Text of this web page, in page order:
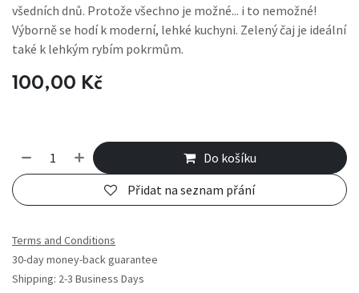
všedních dnů. Protože všechno je možné... i to nemožné!
Výborně se hodí k moderní, lehké kuchyni. Zelený čaj je ideální
také k lehkým rybím pokrmům.
100,00 Kč
Do košíku
Přidat na seznam přání
Terms and Conditions
30-day money-back guarantee
Shipping: 2-3 Business Days